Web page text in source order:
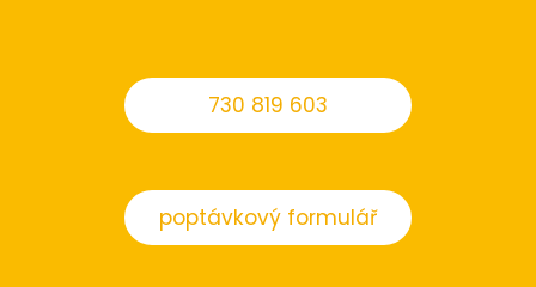
730 819 603
poptávkový formulář